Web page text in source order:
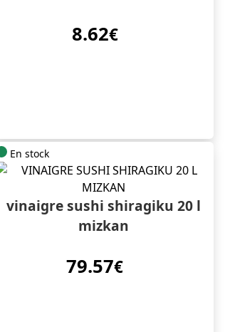
8.62€
En stock
vinaigre sushi shiragiku 20 l
mizkan
79.57€